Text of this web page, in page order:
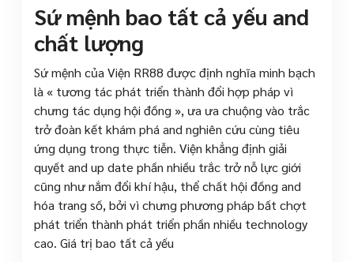
Sứ mệnh bao tất cả yếu and
chất lượng
Sứ mệnh của Viện RR88 được định nghĩa minh bạch
là « tương tác phát triển thành đổi hợp pháp vì
chưng tác dụng hội đồng », ưa ưa chuộng vào trắc
trở đoàn kết khám phá and nghiên cứu cùng tiêu
ứng dụng trong thực tiễn. Viện khẳng định giải
quyết and up date phần nhiều trắc trở nỗ lực giới
cũng như nắm đổi khí hậu, thể chất hội đồng and
hóa trang số, bởi vì chưng phương pháp bất chợt
phát triển thành phát triển phần nhiều technology
cao. Giá trị bao tất cả yếu